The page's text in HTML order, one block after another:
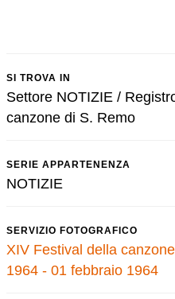
SI TROVA IN
Settore NOTIZIE /
canzone di S. Remo
SERIE APPARTENENZA
NOTIZIE
SERVIZIO FOTOGRAFICO
XIV Festival della
1964 - 01 febbraio 1964